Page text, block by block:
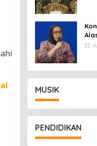
22
MUSIK
PENDIDIKAN